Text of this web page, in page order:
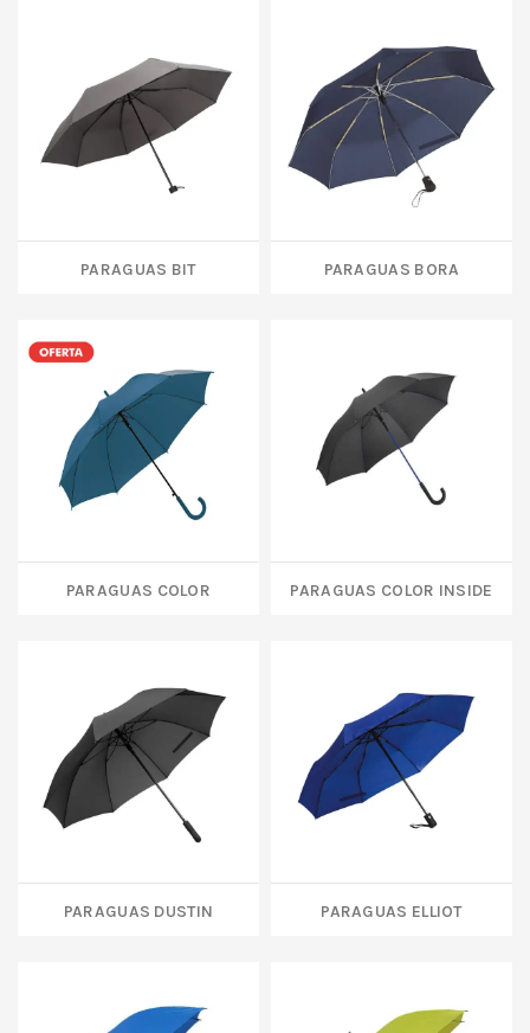
PARAGUAS BIT PARAGUAS BORA
PARAGUAS COLOR PARAGUAS COLOR INSIDE
PARAGUAS DUSTIN PARAGUAS ELLIOT